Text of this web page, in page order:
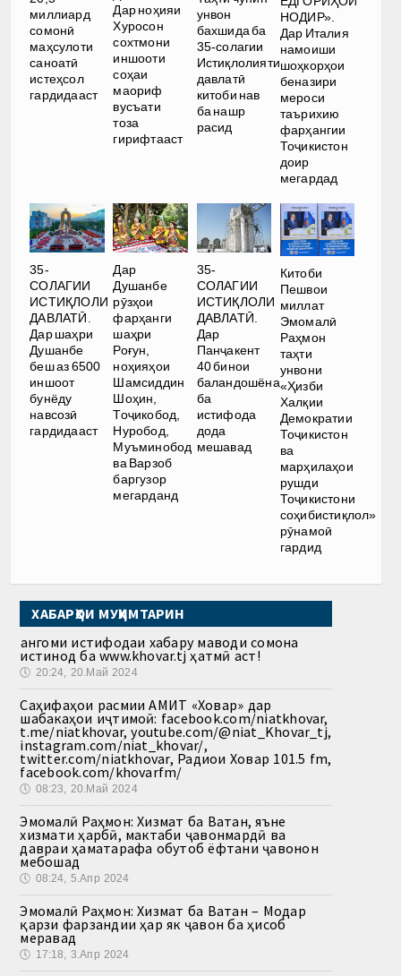
миллиард
сомонӣ
маҳсулоти
саноатӣ
истеҳсол
гардидааст
Дар ноҳияи
Хуросон
сохтмони
иншооти
соҳаи
маориф
вусъати
тоза
гирифтааст
унвон
бахшида ба
35-солагии
Истиқлолияти
давлатӣ
китоби нав
ба нашр
расид
НОДИР».
Дар Италия
намоиши
шоҳкорҳои
беназири
мероси
таърихию
фарҳангии
Тоҷикистон
доир
мегардад
35-
СОЛАГИИ
ИСТИҚЛОЛИ
ДАВЛАТӢ.
Дар шаҳри
Душанбе
беш аз 6500
иншоот
бунёду
навсозӣ
гардидааст
Дар
Душанбе
рӯзҳои
фарҳанги
шаҳри
Роғун,
ноҳияҳои
Шамсиддин
Шоҳин,
Тоҷикобод,
Нуробод,
Муъминобод
ва Варзоб
баргузор
мегарданд
35-
СОЛАГИИ
ИСТИҚЛОЛИ
ДАВЛАТӢ.
Дар
Панҷакент
40 бинои
баландошёна
ба
истифода
дода
мешавад
Китоби
Пешвои
миллат
Эмомалӣ
Раҳмон
таҳти
унвони
«Ҳизби
Халқии
Демократии
Тоҷикистон
ва
марҳилаҳои
рушди
Тоҷикистони
соҳибистиқлол»
рӯнамоӣ
гардид
ХАБАРҲОИ МУҲИМТАРИН
Ҳангоми истифодаи хабару маводи сомона
истинод ба www.khovar.tj ҳатмӣ аст!
🕔 20:24, 20.Май 2024
Саҳифаҳои расмии АМИТ «Ховар» дар
шабакаҳои иҷтимоӣ: facebook.com/niatkhovar,
t.me/niatkhovar, youtube.com/@niat_Khovar_tj,
instagram.com/niat_khovar/,
twitter.com/niatkhovar, Радиои Ховар 101.5 fm,
facebook.com/khovarfm/
🕔 08:23, 20.Май 2024
Эмомалӣ Раҳмон: Хизмат ба Ватан, яъне
хизмати ҳарбӣ, мактаби ҷавонмардӣ ва
давраи ҳаматарафа обутоб ёфтани ҷавонон
мебошад
🕔 08:24, 5.Апр 2024
Эмомалӣ Раҳмон: Хизмат ба Ватан – Модар
қарзи фарзандии ҳар як ҷавон ба ҳисоб
меравад
🕔 17:18, 3.Апр 2024